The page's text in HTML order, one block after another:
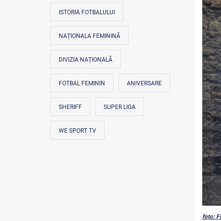
ISTORIA FOTBALULUI
NAȚIONALA FEMININĂ
DIVIZIA NAȚIONALĂ
FOTBAL FEMININ ANIVERSARE
SHERIFF SUPER LIGA
WE SPORT TV
foto: